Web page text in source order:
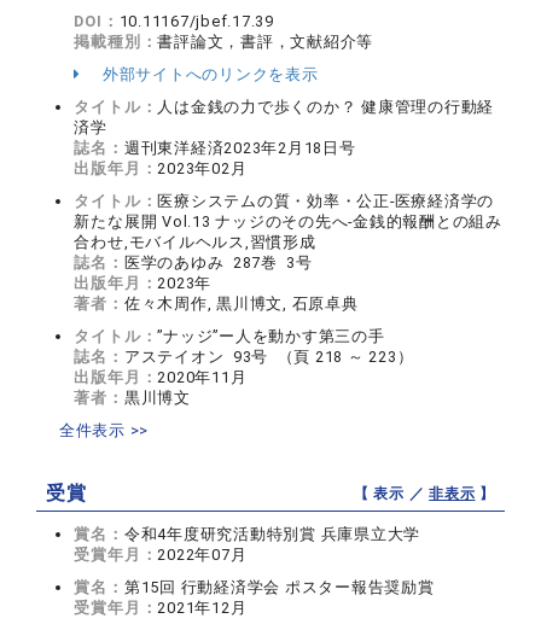
DOI： 10.11167/jbef.17.39
掲載種別：書評論文，書評，文献紹介等
外部サイトへのリンクを表示
タイトル： 人は金銭の力で歩くのか？ 健康管理の行動経
済学
誌名： 週刊東洋経済2023年2月18日号
出版年月：2023年02月
タイトル： 医療システムの質・効率・公正-医療経済学の
新たな展開 Vol.13 ナッジのその先へ-金銭的報酬との組み
合わせ,モバイルヘルス,習慣形成
誌名： 医学のあゆみ 287巻 3号
出版年月：2023年
著者： 佐々木周作, 黒川博文, 石原卓典
タイトル：”ナッジ”ー人を動かす第三の手
誌名： アステイオン 93号 （頁 218 ～ 223）
出版年月：2020年11月
著者： 黒川博文
全件表示 >>
受賞 【 表示 ／非表示 】
賞名： 令和4年度研究活動特別賞 兵庫県立大学
受賞年月：2022年07月
賞名： 第15回 行動経済学会 ポスター報告奨励賞
受賞年月：2021年12月